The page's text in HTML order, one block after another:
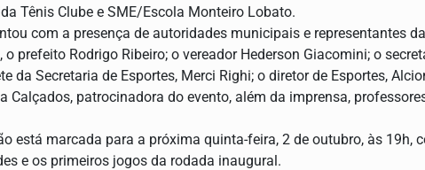
Tênis Clube e SME/Escola Monteiro Lobato.
com a presença de autoridades municipais e representantes
prefeito Rodrigo Ribeiro; o vereador Hederson Giacomini; o
da Secretaria de Esportes, Merci Righi; o diretor de Esportes,
Calçados, patrocinadora do evento, além da imprensa,
está marcada para a próxima quinta-feira, 2 de outubro, às 19h,
e os primeiros jogos da rodada inaugural.